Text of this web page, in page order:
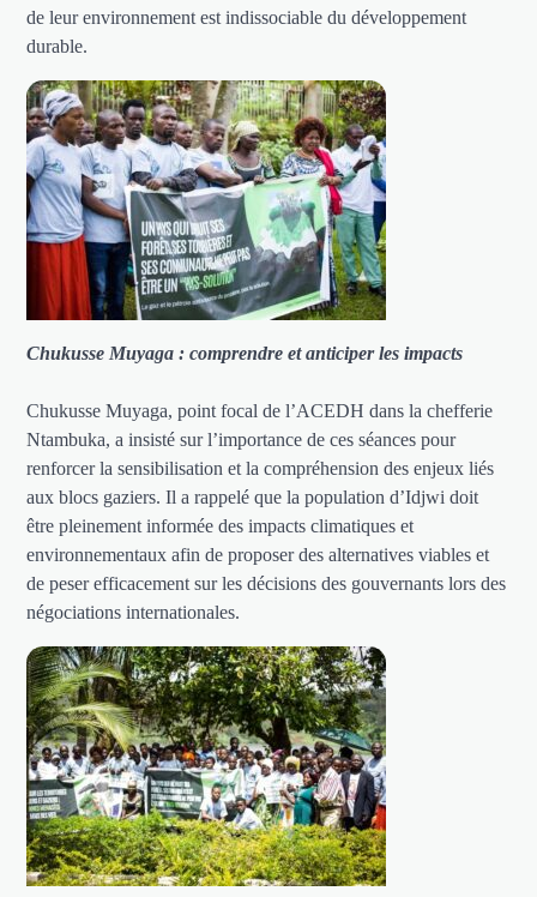
de leur environnement est indissociable du développement
durable.
Chukusse Muyaga : comprendre et anticiper les impacts
Chukusse Muyaga, point focal de l’ACEDH dans la chefferie
Ntambuka, a insisté sur l’importance de ces séances pour
renforcer la sensibilisation et la compréhension des enjeux liés
aux blocs gaziers. Il a rappelé que la population d’Idjwi doit
être pleinement informée des impacts climatiques et
environnementaux afin de proposer des alternatives viables et
de peser efficacement sur les décisions des gouvernants lors des
négociations internationales.